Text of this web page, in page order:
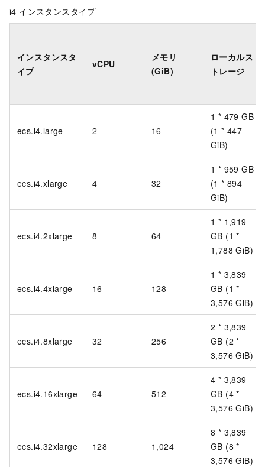
i4 インスタンスタイプ
インスタンスタ
イプ
vCPU
メモリ
(GiB)
ローカルス
トレージ
ecs.i4.large 2 16
1 * 479 GB
(1 * 447
GiB)
ecs.i4.xlarge 4 32
1 * 959 GB
(1 * 894
GiB)
ecs.i4.2xlarge 8 64
1 * 1,919
GB (1 *
1,788 GiB)
ecs.i4.4xlarge 16 128
1 * 3,839
GB (1 *
3,576 GiB)
ecs.i4.8xlarge 32 256
2 * 3,839
GB (2 *
3,576 GiB)
ecs.i4.16xlarge 64 512
4 * 3,839
GB (4 *
3,576 GiB)
ecs.i4.32xlarge 128 1,024
8 * 3,839
GB (8 *
3,576 GiB)